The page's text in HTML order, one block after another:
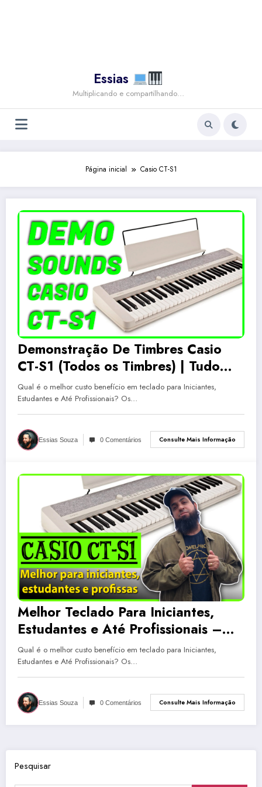
Essias
Multiplicando e compartilhando…
Página inicial Casio CT-S1
Demonstração De Timbres Casio
CT-S1 (Todos os Timbres) | Tudo
Sobre Teclado Musical
Qual é o melhor custo benefício em teclado para Iniciantes,
Estudantes e Até Profissionais? Os…
Essias Souza 0 Comentários Consulte Mais Informação
Melhor Teclado Para Iniciantes,
Estudantes e Até Profissionais –
Casio CT-S1 | Unboxing e Reviews
Qual é o melhor custo benefício em teclado para Iniciantes,
Estudantes e Até Profissionais? Os…
Essias Souza 0 Comentários Consulte Mais Informação
Pesquisar